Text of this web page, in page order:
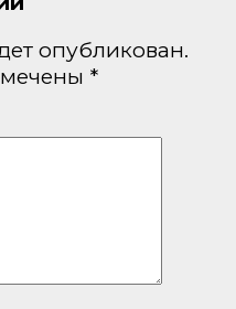
опубликован.
*